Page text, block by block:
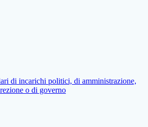
di incarichi politici, di amministrazione,
o di governo